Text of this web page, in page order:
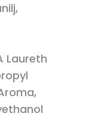
Laureth